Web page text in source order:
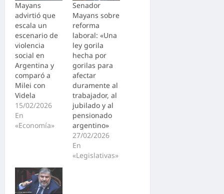
Mayans
advirtió que
escala un
escenario de
violencia
social en
Argentina y
comparó a
Milei con
Videla
15/02/2026
En
«Economía»
Senador
Mayans sobre
reforma
laboral: «Una
ley gorila
hecha por
gorilas para
afectar
duramente al
trabajador, al
jubilado y al
pensionado
argentino»
27/02/2026
En
«Legislativas»